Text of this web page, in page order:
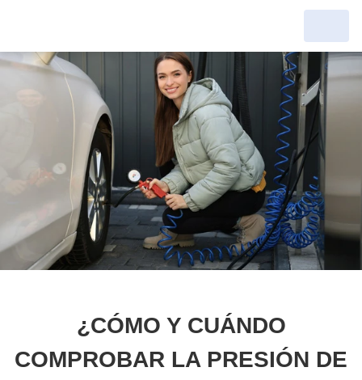
¿CÓMO Y CUÁNDO
COMPROBAR LA PRESIÓN DE